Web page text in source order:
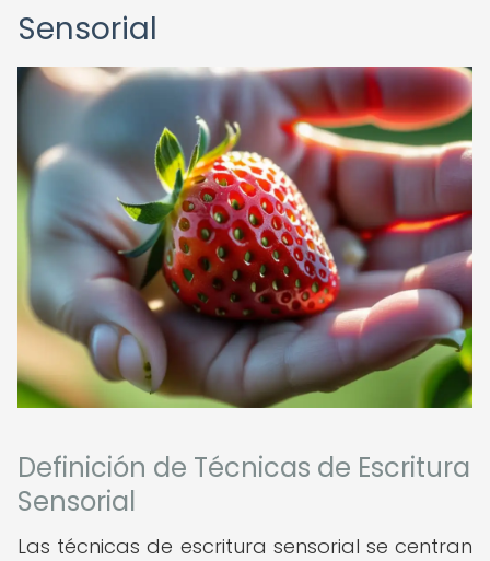
Sensorial
Definición de Técnicas de Escritura
Sensorial
Las técnicas de escritura sensorial se centran